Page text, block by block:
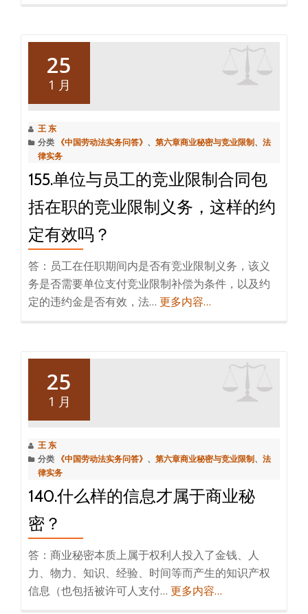
25
1 月
王 东
分类 《中国劳动法实务问答》 、 第六章商业秘密与竞业限制、 法
律实务
155.单位与员工的竞业限制合同包
括在职的竞业限制义务，这样的约
定有效吗？
答：员工在任职期间内是否有竞业限制义务，该义
务是否需要单位支付竞业限制补偿为条件，以及约
定的违约金是否有效，法… 更多内容…
25
1 月
王 东
分类 《中国劳动法实务问答》 、 第六章商业秘密与竞业限制、 法
律实务
140.什么样的信息才属于商业秘
密？
答：商业秘密本质上属于权利人投入了金钱、人
力、物力、知识、经验、时间等而产生的知识产权
信息（也包括被许可人支付… 更多内容…